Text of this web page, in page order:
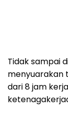
Tidak sampai
menyuarakan
dari 8 jam